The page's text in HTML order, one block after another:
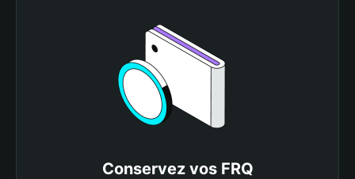
Conservez vos FRQ